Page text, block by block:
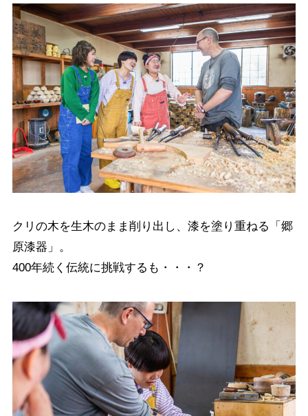
クリの木を生木のまま削り出し、漆を塗り重ねる「郷
原漆器」。
400年続く伝統に挑戦するも・・・？